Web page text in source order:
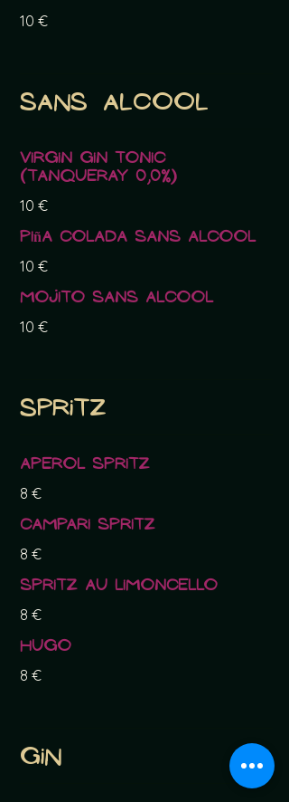
10 €
Sans alcool
Virgin Gin Tonic
(Tanqueray 0,0%)
10 €
Piña Colada sans alcool
10 €
Mojito sans alcool
10 €
Spritz
Aperol Spritz
8 €
Campari Spritz
8 €
Spritz au limoncello
8 €
Hugo
8 €
Gin